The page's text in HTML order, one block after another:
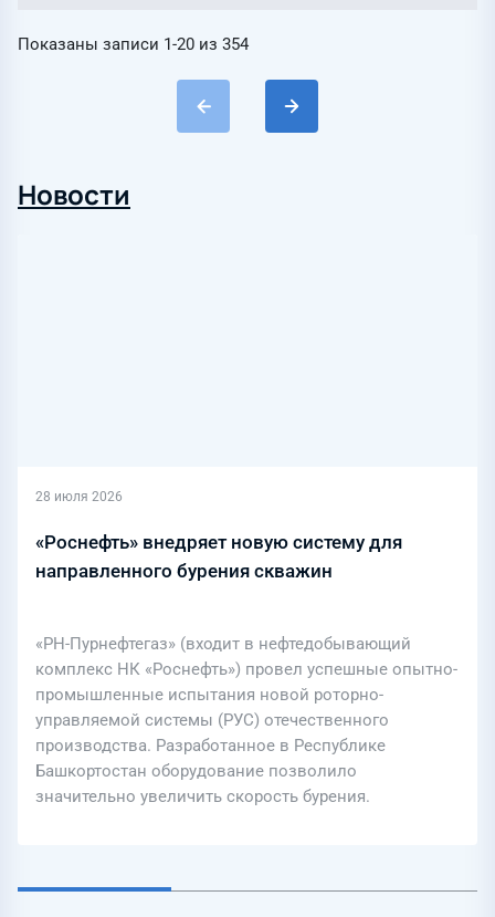
Показаны записи 1-20 из 354
Новости
28 июля 2026
«Роснефть» внедряет новую систему для
направленного бурения скважин
«РН-Пурнефтегаз» (входит в нефтедобывающий
комплекс НК «Роснефть») провел успешные опытно-
промышленные испытания новой роторно-
управляемой системы (РУС) отечественного
производства. Разработанное в Республике
Башкортостан оборудование позволило
значительно увеличить скорость бурения.